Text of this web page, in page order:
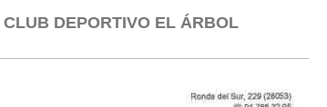
DEPORTIVO EL ÁRBOL